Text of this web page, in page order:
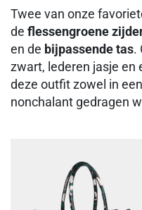
Twee van onze
de flessengroene
en de bijpassende tas.
zwart, lederen jasje en
deze outfit zowel in
nonchalant gedragen